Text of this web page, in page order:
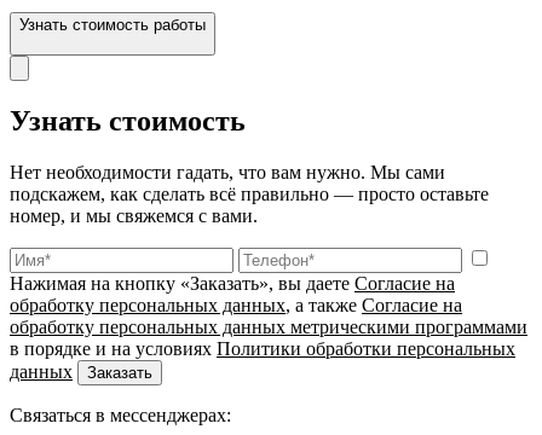
Узнать стоимость работы
Узнать стоимость
Нет необходимости гадать, что вам нужно. Мы сами
подскажем, как сделать всё правильно — просто оставьте
номер, и мы свяжемся с вами.
Нажимая на кнопку «Заказать», вы даете Согласие на
обработку персональных данных, а также Согласие на
обработку персональных данных метрическими программами
в порядке и на условиях Политики обработки персональных
данных
Заказать
Связаться в мессенджерах: